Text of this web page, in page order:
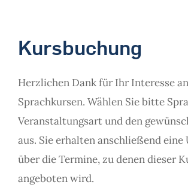
Kursbuchung
Herzlichen Dank für Ihr Interesse
Sprachkursen. Wählen Sie bitte
Veranstaltungsart und den
aus. Sie erhalten anschließend
über die Termine, zu denen dieser
angeboten wird.